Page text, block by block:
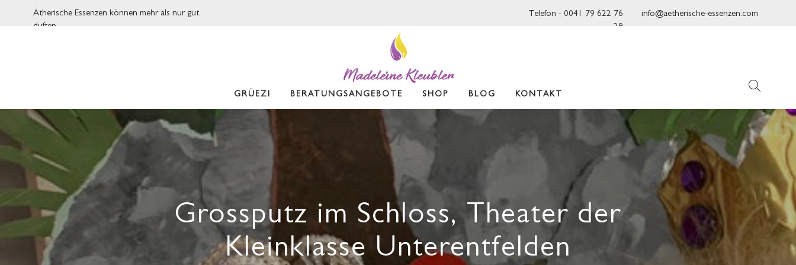
Ätherische Essenzen können mehr als nur gut
duften.
info@aetherische-essenzen.com
Telefon - 0041 79 622 76
28
GRÜEZI BERATUNGSANGEBOTE SHOP BLOG KONTAKT
Grossputz im Schloss, Theater der
Kleinklasse Unterentfelden